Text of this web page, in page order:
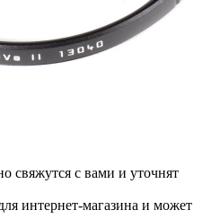
свяжутся с вами и уточнят
интернет-магазина и может